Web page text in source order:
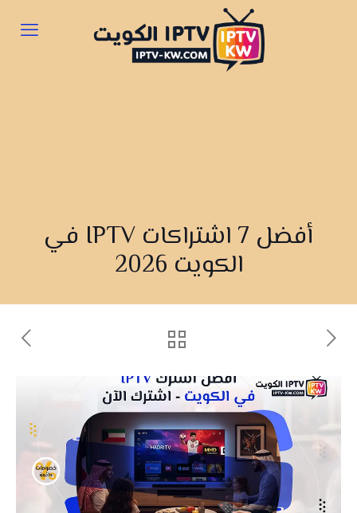
أفضل 7 اشتراكات IPTV في
الكويت 2026